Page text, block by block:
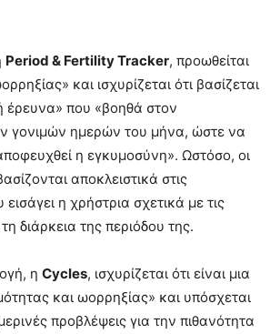
Period & Fertility Tracker, προωθείται
και ισχυρίζεται ότι βασίζεται
έρευνα» που «βοηθά στον
γονιμών ημερών του μήνα, ώστε να
η εγκυμοσύνη». Ωστόσο, οι
αποκλειστικά στις
η χρήστρια σχετικά με τις
διάρκεια της περιόδου της.
η Cycles, ισχυρίζεται ότι είναι μια
και ωορρηξίας» και υπόσχεται
προβλέψεις για την πιθανότητα